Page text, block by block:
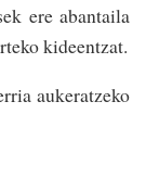
ere abantaila
kideentzat.
aukeratzeko